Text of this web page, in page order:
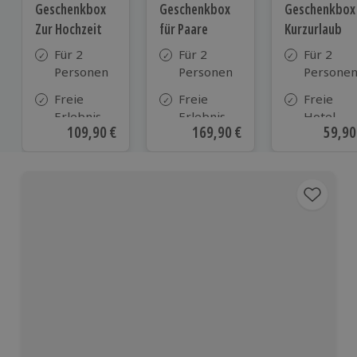
Geschenkbox
Zur Hochzeit
Für 2
Personen
Freie
Erlebnis-
Auswahl
Aktueller Preis
109,90 €
Geschenkbox
für Paare
Für 2
Personen
Freie
Erlebnis-
Auswahl
Aktueller Preis
169,90 €
Geschenkbox
Kurzurlaub
Für 2
Personen
Freie
Hotel-
Auswahl